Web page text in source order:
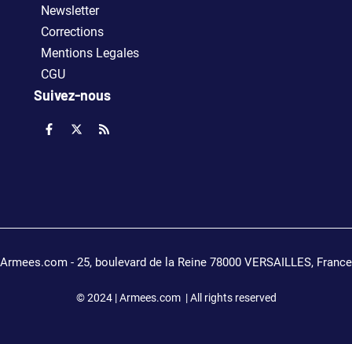
Newsletter
Corrections
Mentions Legales
CGU
Suivez-nous
© 2024 | Armees.com | All rights reserved
Armees.com - 25, boulevard de la Reine 78000 VERSAILLES, France